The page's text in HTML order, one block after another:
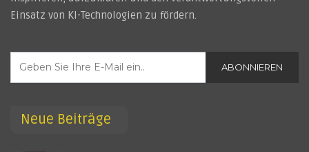
Einsatz von KI-Technologien zu fördern.
ABONNIEREN
Neue Beiträge